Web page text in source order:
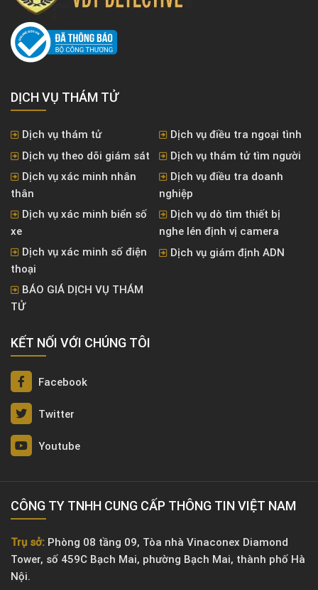
DỊCH VỤ THÁM TỬ
Dịch vụ thám tử
Dịch vụ điều tra ngoại tình
Dịch vụ theo dõi giám sát
Dịch vụ thám tử tìm người
Dịch vụ xác minh nhân
thân
Dịch vụ điều tra doanh
nghiệp
Dịch vụ xác minh biển số
xe
Dịch vụ dò tìm thiết bị
nghe lén định vị camera
Dịch vụ xác minh số điện
thoại
Dịch vụ giám định ADN
BÁO GIÁ DỊCH VỤ THÁM
TỬ
KẾT NỐI VỚI CHÚNG TÔI
Facebook
Twitter
Youtube
CÔNG TY TNHH CUNG CẤP THÔNG TIN VIỆT NAM
Trụ sở: Phòng 08 tầng 09, Tòa nhà Vinaconex Diamond
Tower, số 459C Bạch Mai, phường Bạch Mai, thành phố Hà
Nội.